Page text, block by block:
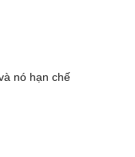
nó hạn chế